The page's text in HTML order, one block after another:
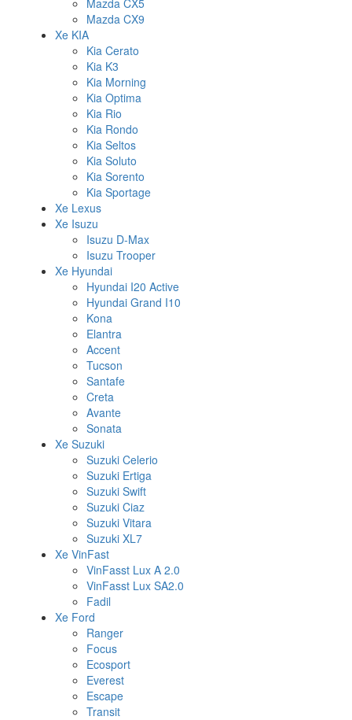
Mazda CX5
Mazda CX9
Xe KIA
Kia Cerato
Kia K3
Kia Morning
Kia Optima
Kia Rio
Kia Rondo
Kia Seltos
Kia Soluto
Kia Sorento
Kia Sportage
Xe Lexus
Xe Isuzu
Isuzu D-Max
Isuzu Trooper
Xe Hyundai
Hyundai I20 Active
Hyundai Grand I10
Kona
Elantra
Accent
Tucson
Santafe
Creta
Avante
Sonata
Xe Suzuki
Suzuki Celerio
Suzuki Ertiga
Suzuki Swift
Suzuki Ciaz
Suzuki Vitara
Suzuki XL7
Xe VinFast
VinFasst Lux A 2.0
VinFasst Lux SA2.0
Fadil
Xe Ford
Ranger
Focus
Ecosport
Everest
Escape
Transit